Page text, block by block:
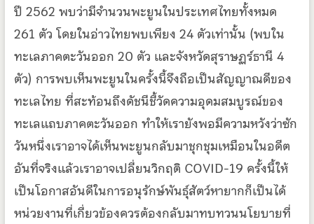
ปี 2562 พบว่ามีจำนวนพะยูนในประเทศไทยทั้งหมด
261 ตัว โดยในอ่าวไทยพบเพียง 24 ตัวเท่านั้น (พบใน
ทะเลภาคตะวันออก 20 ตัว และจังหวัดสุราษฏร์ธานี 4
ตัว) การพบเห็นพะยูนในครั้งนี้จึงถือเป็นสัญญาณดีของ
ทะเลไทย ที่สะท้อนถึงดัชนีชี้วัดความอุดมสมบูรณ์ของ
ทะเลแถบภาคตะวันออก ทำให้เรายังพอมีความหวังว่าซัก
วันหนึ่งเราอาจได้เห็นพะยูนกลับมาชุกชุมเหมือนในอดีต
อันที่จริงแล้วเราอาจเปลี่ยนวิกฤติ COVID-19 ครั้งนี้ให้
เป็นโอกาสอันดีในการอนุรักษ์พันธุ์สัตว์หายากก็เป็นได้
หน่วยงานที่เกี่ยวข้องควรต้องกลับมาทบทวนนโยบายที่